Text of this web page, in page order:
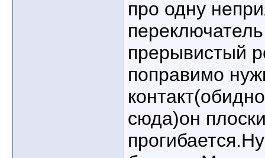
про одну
прерывистый
поправимо
сюда)он